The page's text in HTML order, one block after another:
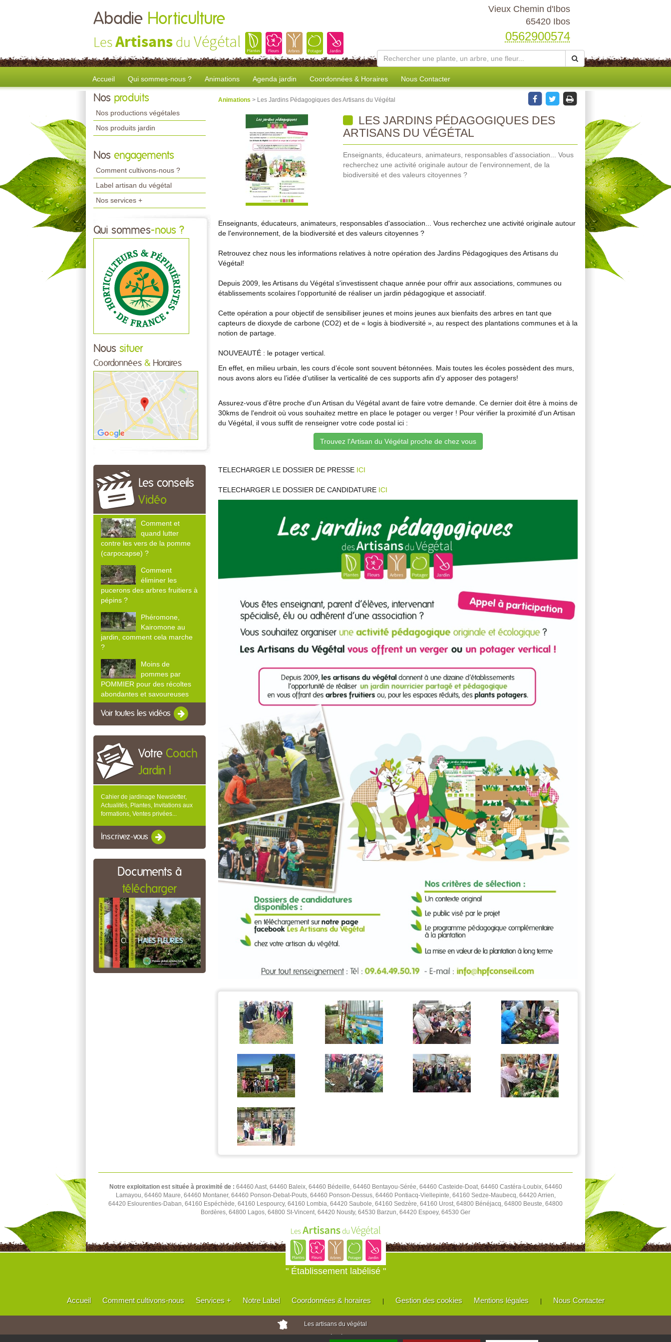
Abadie Horticulture
LesArtisans du Végétal
Vieux Chemin d'Ibos
65420 Ibos
0562900574
Accueil Qui sommes-nous ? Animations Agenda jardin Coordonnées & Horaires Nous Contacter
Nos produits
Nos productions végétales
Nos produits jardin
Nos engagements
Comment cultivons-nous ?
Label artisan du végétal
Nos services +
Qui sommes-nous ?
Nous situer
Coordonnées & Horaires
Les conseils
Vidéo
Comment et
quand lutter
contre les vers de la pomme
(carpocapse) ?
Comment
éliminer les
pucerons des arbres fruitiers à
pépins ?
Phéromone,
Kairomone au
jardin, comment cela marche
?
Moins de
pommes par
POMMIER pour des récoltes
abondantes et savoureuses
Voir toutes les vidéos
Votre Coach
Jardin !
Cahier de jardinage Newsletter,
Actualités, Plantes, Invitations aux
formations, Ventes privées...
Inscrivez-vous
Documents à
télécharger
Animations > Les Jardins Pédagogiques des Artisans du Végétal
LES JARDINS PÉDAGOGIQUES DES
ARTISANS DU VÉGÉTAL
Enseignants, éducateurs, animateurs, responsables d'association... Vous
recherchez une activité originale autour de l'environnement, de la
biodiversité et des valeurs citoyennes ?
Enseignants, éducateurs, animateurs, responsables d'association... Vous recherchez une activité originale autour
de l'environnement, de la biodiversité et des valeurs citoyennes ?
Retrouvez chez nous les informations relatives à notre opération des Jardins Pédagogiques des Artisans du
Végétal!
Depuis 2009, les Artisans du Végétal s'investissent chaque année pour offrir aux associations, communes ou
établissements scolaires l’opportunité de réaliser un jardin pédagogique et associatif.
Cette opération a pour objectif de sensibiliser jeunes et moins jeunes aux bienfaits des arbres en tant que
capteurs de dioxyde de carbone (CO2) et de « logis à biodiversité », au respect des plantations communes et à la
notion de partage.
NOUVEAUTÉ : le potager vertical.
En effet, en milieu urbain, les cours d’école sont souvent bétonnées. Mais toutes les écoles possèdent des murs,
nous avons alors eu l’idée d‘utiliser la verticalité de ces supports afin d’y apposer des potagers!
Assurez-vous d'être proche d'un Artisan du Végétal avant de faire votre demande. Ce dernier doit être à moins de
30kms de l'endroit où vous souhaitez mettre en place le potager ou verger ! Pour vérifier la proximité d'un Artisan
du Végétal, il vous suffit de renseigner votre code postal ici :
Trouvez l'Artisan du Végétal proche de chez vous
TELECHARGER LE DOSSIER DE PRESSE ICI
TELECHARGER LE DOSSIER DE CANDIDATURE ICI
Notre exploitation est située à proximité de : 64460 Aast, 64460 Baleix, 64460 Bédeille, 64460 Bentayou-Sérée, 64460 Casteide-Doat, 64460 Castéra-Loubix, 64460
Lamayou, 64460 Maure, 64460 Montaner, 64460 Ponson-Debat-Pouts, 64460 Ponson-Dessus, 64460 Pontiacq-Viellepinte, 64160 Sedze-Maubecq, 64420 Arrien,
64420 Eslourenties-Daban, 64160 Espéchède, 64160 Lespourcy, 64160 Lombia, 64420 Saubole, 64160 Sedzère, 64160 Urost, 64800 Bénéjacq, 64800 Beuste, 64800
Bordères, 64800 Lagos, 64800 St-Vincent, 64420 Nousty, 64530 Barzun, 64420 Espoey, 64530 Ger
" Établissement labélisé "
Accueil Comment cultivons-nous Services + Notre Label Coordonnées & horaires Gestion des cookies Mentions légales Nous Contacter
Les artisans du végétal
Horticulteurs et pépinièristes de France